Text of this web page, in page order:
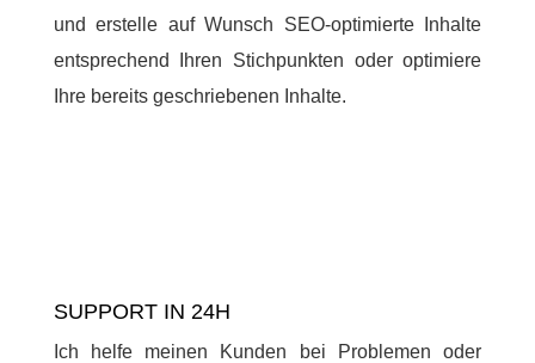
und erstelle auf Wunsch SEO-optimierte Inhalte
entsprechend Ihren Stichpunkten oder optimiere
Ihre bereits geschriebenen Inhalte.
SUPPORT IN 24H
Ich helfe meinen Kunden bei Problemen oder